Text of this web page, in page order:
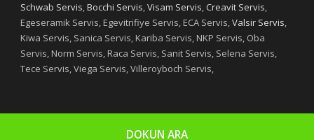
Schwab Servis,Bocchi Servis,Visam Servis,Creavit Servis,
Egeseramik Servis, Egevitrifiye Servis, ECA Servis,Valsir Servis,
Kiwa Servis, Sanica Servis, Kariba Servis, NKP Servis, Oba
Servis, Norm Servis, Raca Servis, Sanit Servis, Selena Servis,
Tece Servis, Viega Servis, Villeroyboch Servis,
Copyright 2019 - Yıldızlar TesisatDOKUN ARA